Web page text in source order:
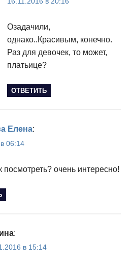
Озадачили,
однако..Красивым, конечно.
Раз для девочек, то может,
платьице?
ОТВЕТИТЬ
Елена:
06:14
посмотреть? очень интересно!
:
в 15:14